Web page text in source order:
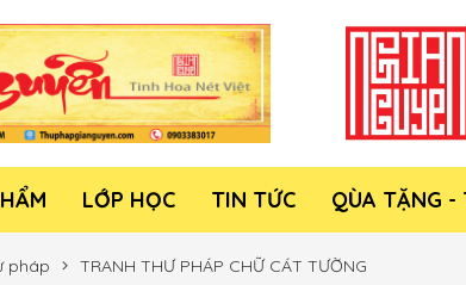
LỚP HỌC TIN TỨC QÙA TẶNG -
pháp TRANH THƯ PHÁP CHỮ CÁT TƯỜNG